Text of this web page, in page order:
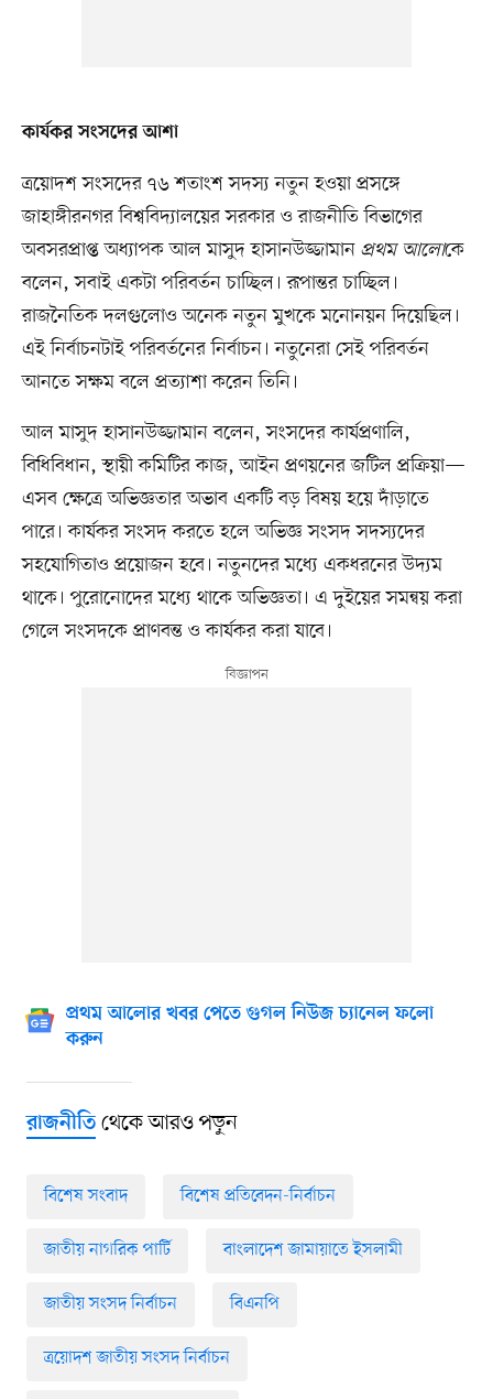
কার্যকর সংসদের আশা
ত্রয়োদশ সংসদের ৭৬ শতাংশ সদস্য নতুন হওয়া প্রসঙ্গে
জাহাঙ্গীরনগর বিশ্ববিদ্যালয়ের সরকার ও রাজনীতি বিভাগের
অবসরপ্রাপ্ত অধ্যাপক আল মাসুদ হাসানউজ্জামান প্রথম আলোকে
বলেন, সবাই একটা পরিবর্তন চাচ্ছিল। রূপান্তর চাচ্ছিল।
রাজনৈতিক দলগুলোও অনেক নতুন মুখকে মনোনয়ন দিয়েছিল।
এই নির্বাচনটাই পরিবর্তনের নির্বাচন। নতুনেরা সেই পরিবর্তন
আনতে সক্ষম বলে প্রত্যাশা করেন তিনি।
আল মাসুদ হাসানউজ্জামান বলেন, সংসদের কার্যপ্রণালি,
বিধিবিধান, স্থায়ী কমিটির কাজ, আইন প্রণয়নের জটিল প্রক্রিয়া—
এসব ক্ষেত্রে অভিজ্ঞতার অভাব একটি বড় বিষয় হয়ে দাঁড়াতে
পারে। কার্যকর সংসদ করতে হলে অভিজ্ঞ সংসদ সদস্যদের
সহযোগিতাও প্রয়োজন হবে। নতুনদের মধ্যে একধরনের উদ্যম
থাকে। পুরোনোদের মধ্যে থাকে অভিজ্ঞতা। এ দুইয়ের সমন্বয় করা
গেলে সংসদকে প্রাণবন্ত ও কার্যকর করা যাবে।
প্রথম আলোর খবর পেতে গুগল নিউজ চ্যানেল ফলো
করুন
রাজনীতিথেকে আরও পড়ুন
বিশেষ সংবাদ বিশেষ প্রতিবেদন-নির্বাচন
জাতীয় নাগরিক পার্টি বাংলাদেশ জামায়াতে ইসলামী
জাতীয় সংসদ নির্বাচন বিএনপি
ত্রয়োদশ জাতীয় সংসদ নির্বাচন